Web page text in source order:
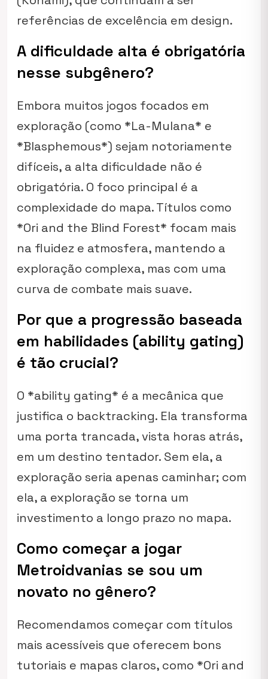
referências de excelência em design.
A dificuldade alta é obrigatória
nesse subgênero?
Embora muitos jogos focados em
exploração (como *La-Mulana* e
*Blasphemous*) sejam notoriamente
difíceis, a alta dificuldade não é
obrigatória. O foco principal é a
complexidade do mapa. Títulos como
*Ori and the Blind Forest* focam mais
na fluidez e atmosfera, mantendo a
exploração complexa, mas com uma
curva de combate mais suave.
Por que a progressão baseada
em habilidades (ability gating)
é tão crucial?
O *ability gating* é a mecânica que
justifica o backtracking. Ela transforma
uma porta trancada, vista horas atrás,
em um destino tentador. Sem ela, a
exploração seria apenas caminhar; com
ela, a exploração se torna um
investimento a longo prazo no mapa.
Como começar a jogar
Metroidvanias se sou um
novato no gênero?
Recomendamos começar com títulos
mais acessíveis que oferecem bons
tutoriais e mapas claros, como *Ori and